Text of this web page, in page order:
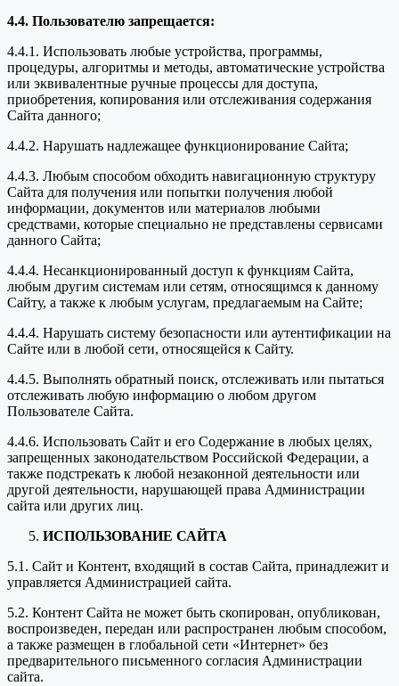
4.4. Пользователю запрещается:
4.4.1. Использовать любые устройства, программы,
процедуры, алгоритмы и методы, автоматические устройства
или эквивалентные ручные процессы для доступа,
приобретения, копирования или отслеживания содержания
Сайта данного;
4.4.2. Нарушать надлежащее функционирование Сайта;
4.4.3. Любым способом обходить навигационную структуру
Сайта для получения или попытки получения любой
информации, документов или материалов любыми
средствами, которые специально не представлены сервисами
данного Сайта;
4.4.4. Несанкционированный доступ к функциям Сайта,
любым другим системам или сетям, относящимся к данному
Сайту, а также к любым услугам, предлагаемым на Сайте;
4.4.4. Нарушать систему безопасности или аутентификации на
Сайте или в любой сети, относящейся к Сайту.
4.4.5. Выполнять обратный поиск, отслеживать или пытаться
отслеживать любую информацию о любом другом
Пользователе Сайта.
4.4.6. Использовать Сайт и его Содержание в любых целях,
запрещенных законодательством Российской Федерации, а
также подстрекать к любой незаконной деятельности или
другой деятельности, нарушающей права Администрации
сайта или других лиц.
ИСПОЛЬЗОВАНИЕ САЙТА
5.1. Сайт и Контент, входящий в состав Сайта, принадлежит и
управляется Администрацией сайта.
5.2. Контент Сайта не может быть скопирован, опубликован,
воспроизведен, передан или распространен любым способом,
а также размещен в глобальной сети «Интернет» без
предварительного письменного согласия Администрации
сайта.